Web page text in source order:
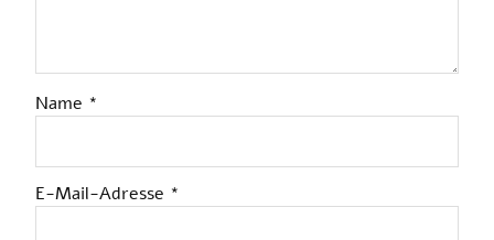
Name *
E-Mail-Adresse *